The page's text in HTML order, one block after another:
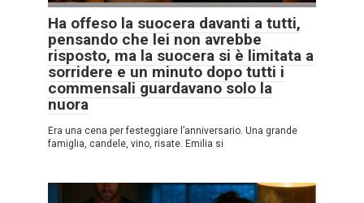
Ha offeso la suocera davanti a tutti,
pensando che lei non avrebbe
risposto, ma la suocera si è limitata a
sorridere e un minuto dopo tutti i
commensali guardavano solo la
nuora
Era una cena per festeggiare l’anniversario. Una grande
famiglia, candele, vino, risate. Emilia si